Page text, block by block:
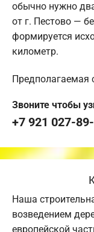
обычно нужно
от г. Пестово —
формируется
километр.
Предполагаемая
Звоните чтобы
+7 921 027-
Наша
возведением
европейской